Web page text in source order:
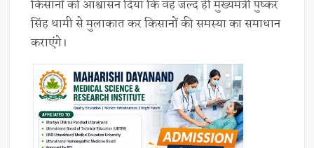
किसानों को आश्वासन दिया कि वह जल्द ही मुख्यमंत्री पुष्कर
सिंह धामी से मुलाकात कर किसानों की समस्या का समाधान
कराएंगे।